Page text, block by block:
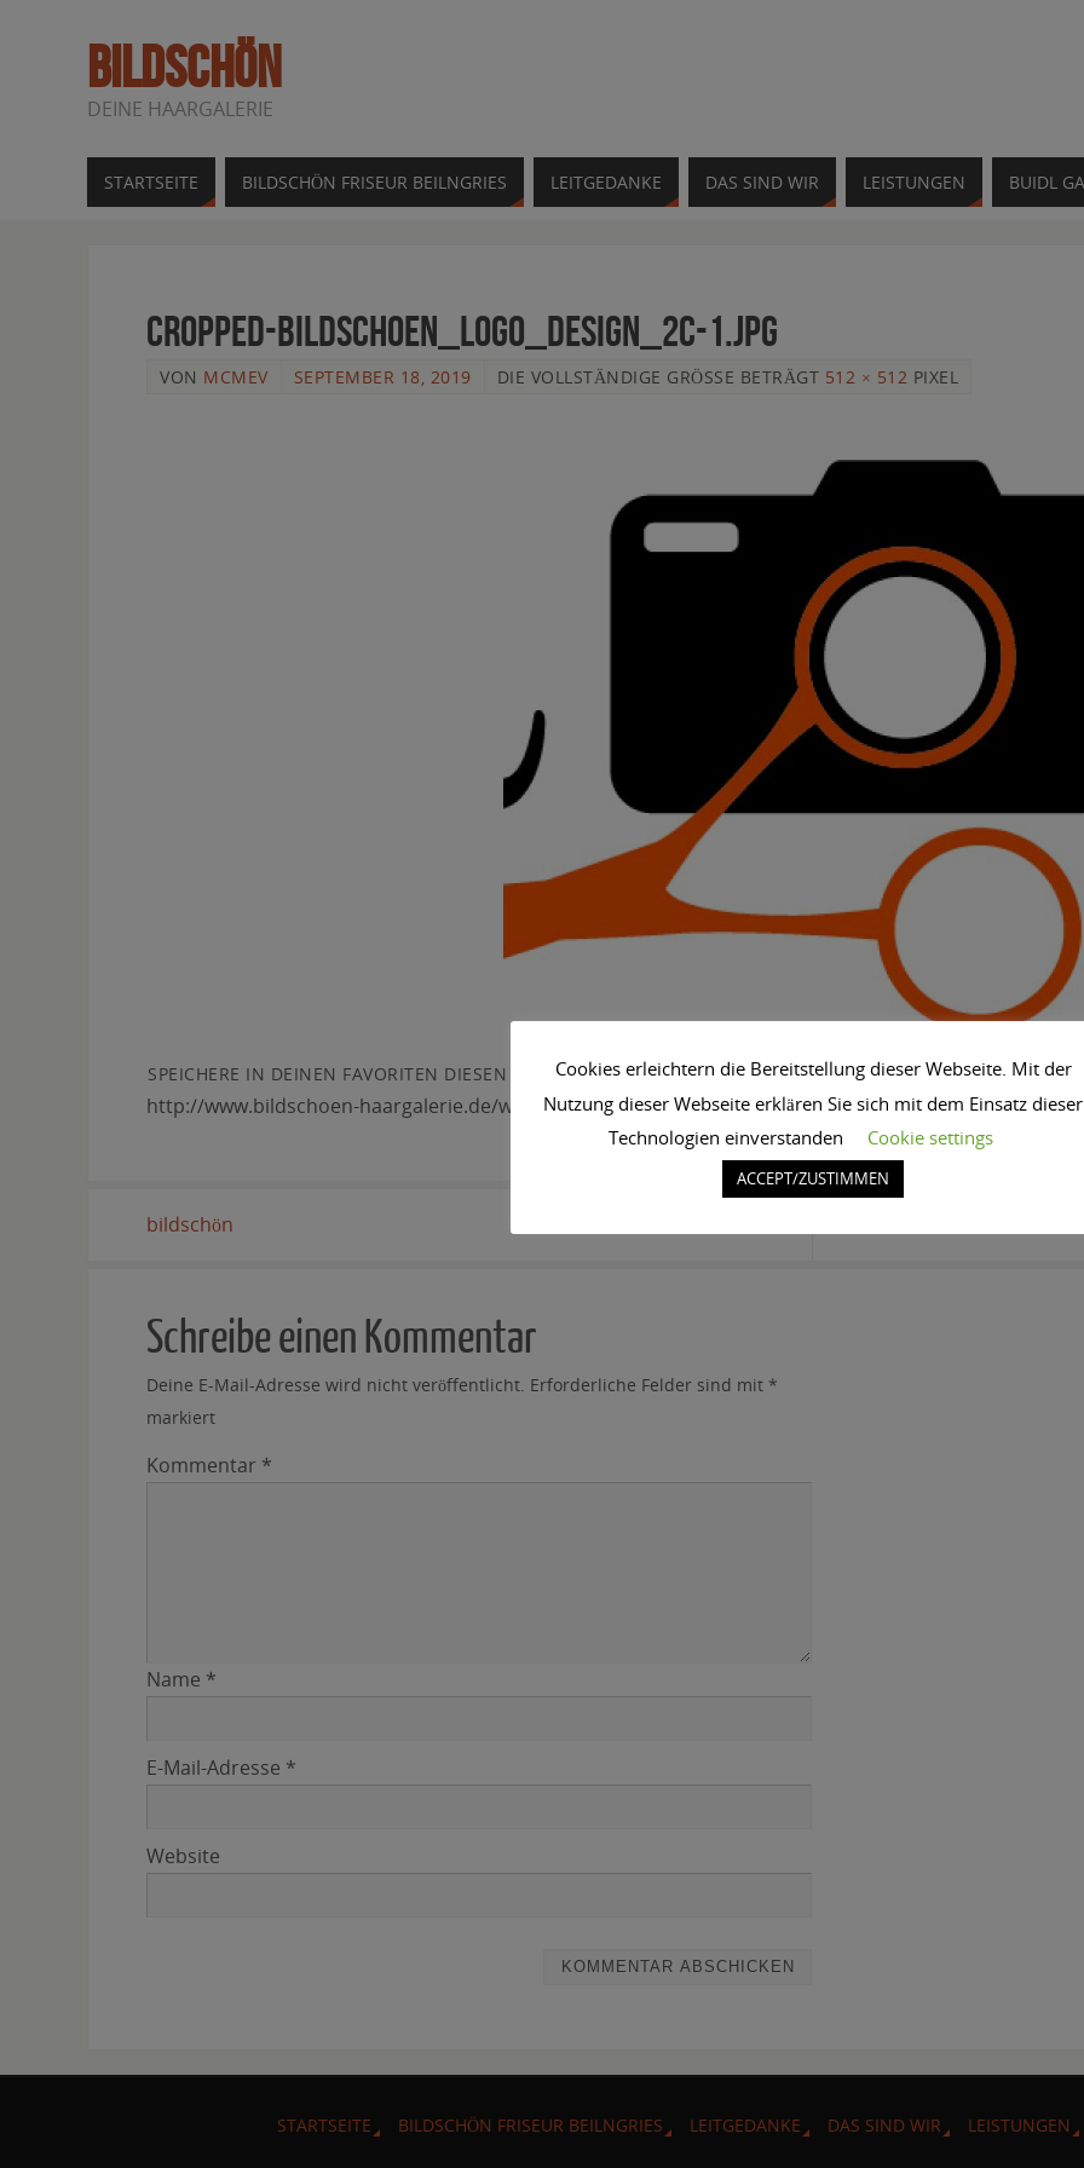
BILDSCHÖN
DEINE HAARGALERIE
STARTSEITE BILDSCHÖN FRISEUR BEILNGRIES LEITGEDANKE DAS SIND WIR LEISTUNGEN BUIDL
cropped-Bildschoen_Logo_Design_2c-1.jpg
VON MCMEV SEPTEMBER 18, 2019 DIE VOLLSTÄNDIGE GRÖSSE BETRÄGT 512 × 512 PIXEL
SPEICHERE IN DEINEN FAVORITEN DIESEN PERMALINK.
http://www.bildschoen-haargalerie.de/wp-content/uploads/2019/09/cropped-
bildschön
Schreibe einen Kommentar
Deine E-Mail-Adresse wird nicht veröffentlicht. Erforderliche Felder sind mit *
markiert
Kommentar *
Name *
E-Mail-Adresse *
Website
STARTSEITE BILDSCHÖN FRISEUR BEILNGRIES LEITGEDANKE DAS SIND WIR LEISTUNGEN
Cookies erleichtern die Bereitstellung dieser Webseite. Mit der
Nutzung dieser Webseite erklären Sie sich mit dem Einsatz dieser
Technologien einverstanden
Cookie settings
ACCEPT/ZUSTIMMEN